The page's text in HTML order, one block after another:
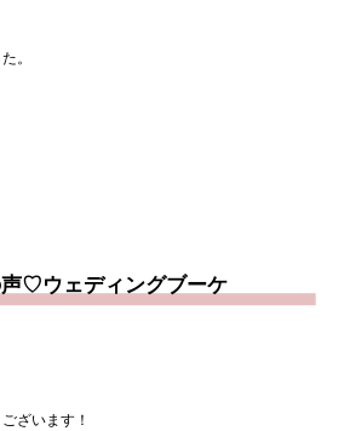
。
♡ウェディングブーケ
ざいます！